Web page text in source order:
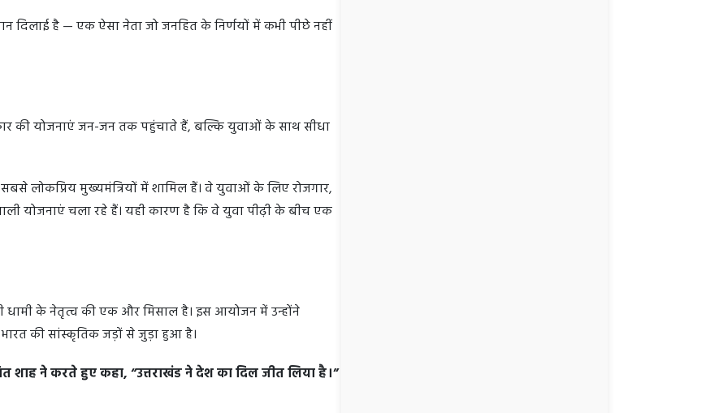
दिलाई है — एक ऐसा नेता जो जनहित के निर्णयों में कभी पीछे नहीं
की योजनाएं जन-जन तक पहुंचाते हैं, बल्कि युवाओं के साथ सीधा
लोकप्रिय मुख्यमंत्रियों में शामिल हैं। वे युवाओं के लिए रोजगार,
योजनाएं चला रहे हैं। यही कारण है कि वे युवा पीढ़ी के बीच एक
धामी के नेतृत्व की एक और मिसाल है। इस आयोजन में उन्होंने
की सांस्कृतिक जड़ों से जुड़ा हुआ है।
शाह ने करते हुए कहा, “उत्तराखंड ने देश का दिल जीत लिया है।”